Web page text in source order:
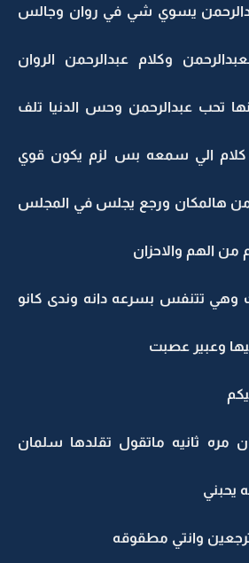
يسوي شي في روان وجالس
وكلام عبدالرحمن الروان
تحب عبدالرحمن وحس الدنيا تلف
الي سمعه بس لزم يكون قوي
هالمكان ورجع يجلس في المجلس
الهم والاحزان
وهي تتنفس بسرعه دانه وندى كانو
وعبير عصبت
ثانيه ماتقول تقلدها سلمان
وانتي مطقوقه